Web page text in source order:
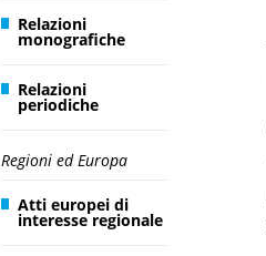
Relazioni
monografiche
Relazioni
periodiche
Regioni ed Europa
Atti europei di
interesse regionale